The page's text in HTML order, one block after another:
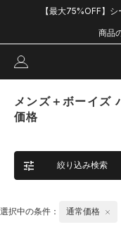
【最大75%OFF】
商品
メンズ＋ボーイズ
価格
絞り込み検索
選択中の条件： 通常価格